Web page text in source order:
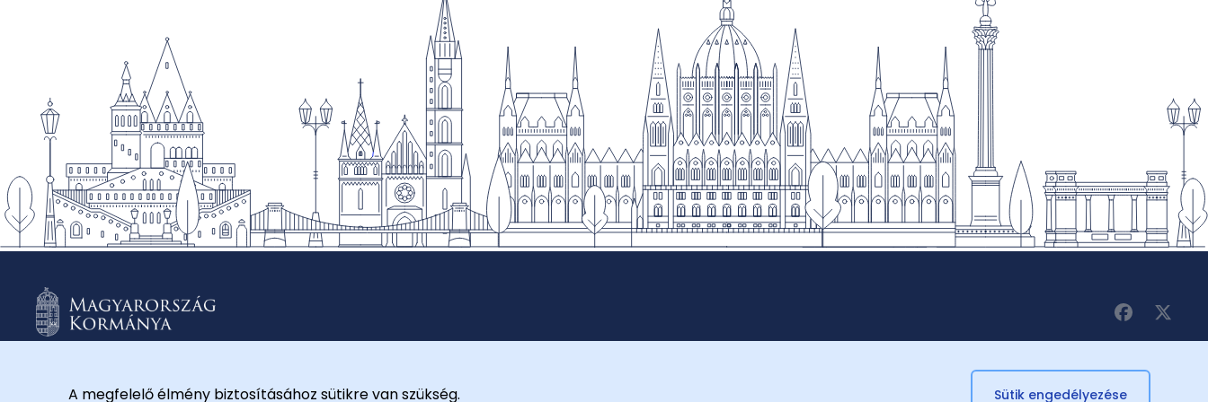
A megfelelő élmény biztosításához sütikre van szükség. Sütik engedélyezése